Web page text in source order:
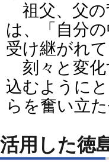
祖父、父の
は、「自分
受け継がれ
刻々と変化
込むように
らを奮い立
活用した徳